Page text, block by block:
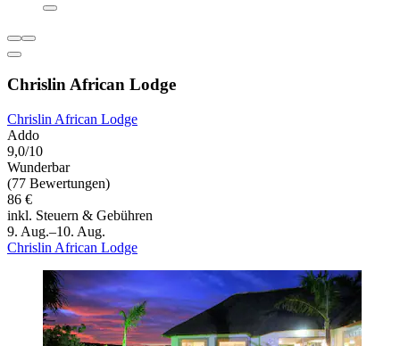
Chrislin African Lodge
Chrislin African Lodge
Addo
9,0/10
Wunderbar
(77 Bewertungen)
86 €
inkl. Steuern & Gebühren
9. Aug.–10. Aug.
Chrislin African Lodge